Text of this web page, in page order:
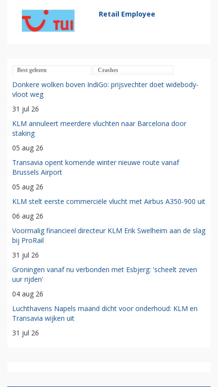
Retail Employee
Best gelezen Crashes
Donkere wolken boven IndiGo: prijsvechter doet widebody-
vloot weg
31 jul 26
KLM annuleert meerdere vluchten naar Barcelona door
staking
05 aug 26
Transavia opent komende winter nieuwe route vanaf
Brussels Airport
05 aug 26
KLM stelt eerste commerciële vlucht met Airbus A350-900 uit
06 aug 26
Voormalig financieel directeur KLM Erik Swelheim aan de slag
bij ProRail
31 jul 26
Groningen vanaf nu verbonden met Esbjerg: 'scheelt zeven
uur rijden'
04 aug 26
Luchthavens Napels maand dicht voor onderhoud: KLM en
Transavia wijken uit
31 jul 26